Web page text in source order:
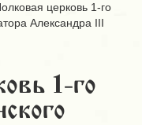
церковь 1-го
Александра III
1-го